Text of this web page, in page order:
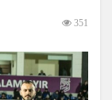
351